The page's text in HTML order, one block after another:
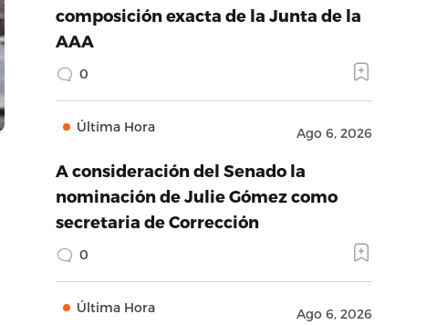
composición exacta de la Junta de la
AAA
0
Última Hora Ago 6, 2026
A consideración del Senado la
nominación de Julie Gómez como
secretaria de Corrección
0
Última Hora Ago 6, 2026